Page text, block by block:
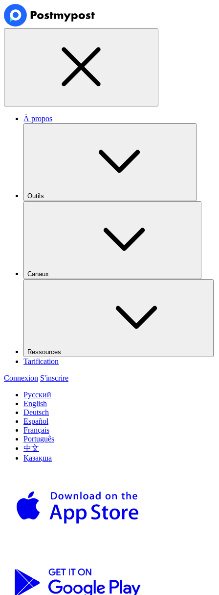
À propos
Outils
Canaux
Ressources
Tarification
Connexion S'inscrire
Русский
English
Deutsch
Español
Français
Português
中文
Қазақша